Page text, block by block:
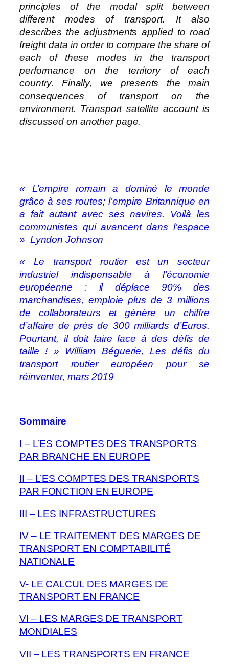
principles of the modal split between
different modes of transport. It also
describes the adjustments applied to road
freight data in order to compare the share of
each of these modes in the transport
performance on the territory of each
country. Finally, we presents the main
consequences of transport on the
environment. Transport satellite account is
discussed on another page.
« L’empire romain a dominé le monde
grâce à ses routes; l’empire Britannique en
a fait autant avec ses navires. Voilà les
communistes qui avancent dans l’espace
» Lyndon Johnson
« Le transport routier est un secteur
industriel indispensable à l’économie
européenne : il déplace 90% des
marchandises, emploie plus de 3 millions
de collaborateurs et génère un chiffre
d’affaire de près de 300 milliards d’Euros.
Pourtant, il doit faire face à des défis de
taille ! » William Béguerie, Les défis du
transport routier européen pour se
réinventer, mars 2019
Sommaire
I – L’ES COMPTES DES TRANSPORTS
PAR BRANCHE EN EUROPE
II – L’ES COMPTES DES TRANSPORTS
PAR FONCTION EN EUROPE
III – LES INFRASTRUCTURES
IV – LE TRAITEMENT DES MARGES DE
TRANSPORT EN COMPTABILITÉ
NATIONALE
V- LE CALCUL DES MARGES DE
TRANSPORT EN FRANCE
VI – LES MARGES DE TRANSPORT
MONDIALES
VII – LES TRANSPORTS EN FRANCE